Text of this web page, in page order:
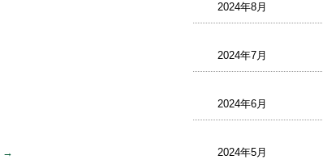
→
2024年8月
2024年7月
2024年6月
2024年5月